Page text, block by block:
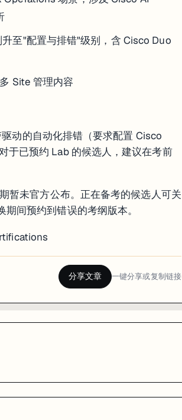
至"配置与排错"级别，含 Cisco Duo
Site 管理内容
动的自动化排错（要求配置 Cisco
于已预约 Lab 的候选人，建议在考前
暂未官方公布。正在备考的候选人可关
间预约到错误的考纲版本。
分享文章 一键分享或复制链接